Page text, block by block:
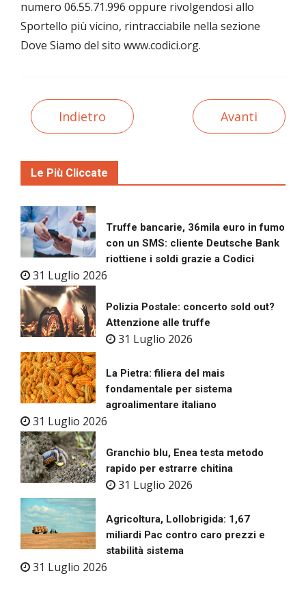
numero 06.55.71.996 oppure rivolgendosi allo
Sportello più vicino, rintracciabile nella sezione
Dove Siamo del sito www.codici.org.
Indietro Avanti
Le Più Cliccate
Truffe bancarie, 36mila euro in fumo
con un SMS: cliente Deutsche Bank
riottiene i soldi grazie a Codici
31 Luglio 2026
Polizia Postale: concerto sold out?
Attenzione alle truffe
31 Luglio 2026
La Pietra: filiera del mais
fondamentale per sistema
agroalimentare italiano
31 Luglio 2026
Granchio blu, Enea testa metodo
rapido per estrarre chitina
31 Luglio 2026
Agricoltura, Lollobrigida: 1,67
miliardi Pac contro caro prezzi e
stabilità sistema
31 Luglio 2026